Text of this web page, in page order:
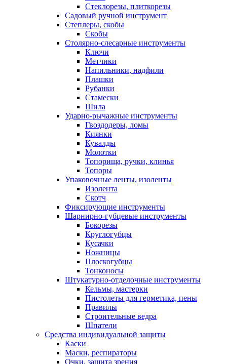
Стеклорезы, плиткорезы
Садовый ручной инструмент
Степлеры, скобы
Скобы
Столярно-слесарные инструменты
Ключи
Метчики
Напильники, надфили
Плашки
Рубанки
Стамески
Шила
Ударно-рычажные инструменты
Гвоздодеры, ломы
Киянки
Кувалды
Молотки
Топорища, ручки, клинья
Топоры
Упаковочные ленты, изоленты
Изолента
Скотч
Фиксирующие инструменты
Шарнирно-губцевые инструменты
Бокорезы
Круглогубцы
Кусачки
Ножницы
Плоскогубцы
Тонконосы
Штукатурно-отделочные инструменты
Кельмы, мастерки
Пистолеты для герметика, пены
Правилы
Строительные ведра
Шпатели
Средства индивидуальной защиты
Каски
Маски, респираторы
Очки, защита зрения